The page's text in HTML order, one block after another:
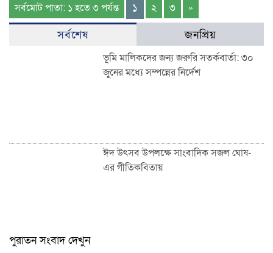
সর্বমোট পাতা: ১ হতে ৩ পর্যন্ত ১ ২ ৩ »
সর্বশেষ জনপ্রিয়
ভূমি মালিকদের জন্য জরুরি সতর্কবার্তা: ৩০
জুনের মধ্যে সম্পন্নের নির্দেশ
ঈদ উৎসব উপলক্ষে সাংবাদিক সজল ঘোষ-
এর গীতিকবিতায়
পুরাতন সংবাদ দেখুন